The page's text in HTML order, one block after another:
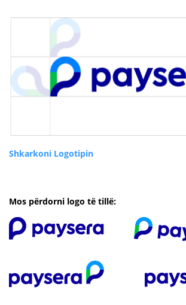
Shkarkoni Logotipin
Mos përdorni logo të tillë: